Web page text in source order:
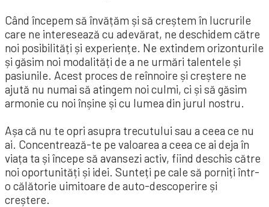
Când începem să învățăm și să creștem în lucrurile
care ne interesează cu adevărat, ne deschidem către
noi posibilități și experiențe. Ne extindem orizonturile
și găsim noi modalități de a ne urmări talentele și
pasiunile. Acest proces de reînnoire și creștere ne
ajută nu numai să atingem noi culmi, ci și să găsim
armonie cu noi înșine și cu lumea din jurul nostru.
Așa că nu te opri asupra trecutului sau a ceea ce nu
ai. Concentrează-te pe valoarea a ceea ce ai deja în
viața ta și începe să avansezi activ, fiind deschis către
noi oportunități și idei. Sunteți pe cale să porniți într-
o călătorie uimitoare de auto-descoperire și
creștere.